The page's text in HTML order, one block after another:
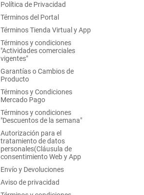
Política de Privacidad
Términos del Portal
Términos Tienda Virtual y App
Términos y condiciones
"Actividades comerciales
vigentes"
Garantías o Cambios de
Producto
Términos y Condiciones
Mercado Pago
Términos y condiciones
"Descuentos de la semana"
Autorización para el
tratamiento de datos
personales(Cláusula de
consentimiento Web y App
Envío y Devoluciones
Aviso de privacidad